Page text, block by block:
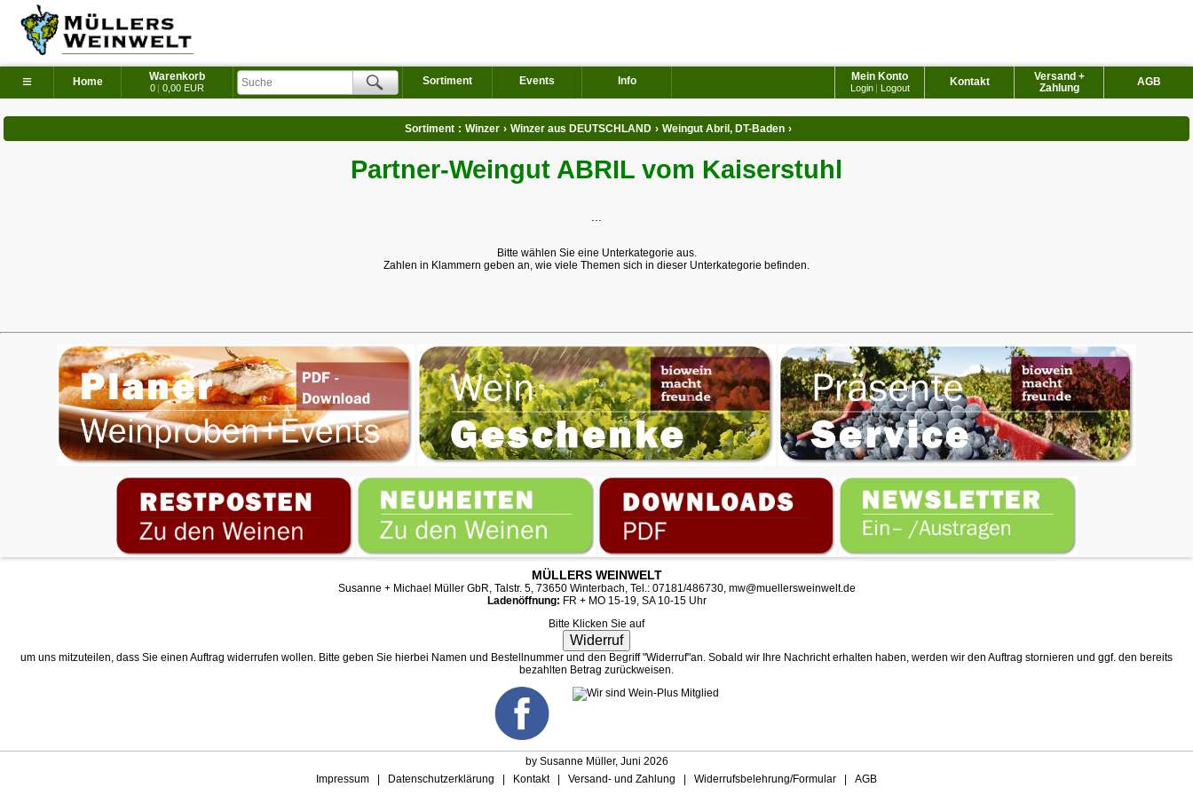
≡ Home Warenkorb
0 | 0,00 EUR
Sortiment Events Info AGB
Versand +
Zahlung
Kontakt
Mein Konto
Login | Logout
Sortiment : Winzer › Winzer aus DEUTSCHLAND › Weingut Abril, DT-Baden ›
Partner-Weingut ABRIL vom Kaiserstuhl
Bitte wählen Sie eine Unterkategorie aus.
Zahlen in Klammern geben an, wie viele Themen sich in dieser Unterkategorie befinden.
MÜLLERS WEINWELT
Susanne + Michael Müller GbR, Talstr. 5, 73650 Winterbach, Tel.: 07181/486730, mw@muellersweinwelt.de
Ladenöffnung: FR + MO 15-19, SA 10-15 Uhr
Bitte Klicken Sie auf
Widerruf
um uns mitzuteilen, dass Sie einen Auftrag widerrufen wollen. Bitte geben Sie hierbei Namen und Bestellnummer und den Begriff "Widerruf"an. Sobald wir Ihre Nachricht erhalten haben, werden wir den Auftrag stornieren und ggf. den bereits
bezahlten Betrag zurückweisen.
by Susanne Müller, Juni 2026
Impressum
Datenschutzerklärung Kontakt Versand- und Zahlung Widerrufsbelehrung/Formular AGB